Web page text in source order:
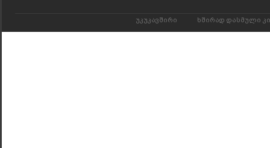
უკუკავშირი ხშირად დასმული